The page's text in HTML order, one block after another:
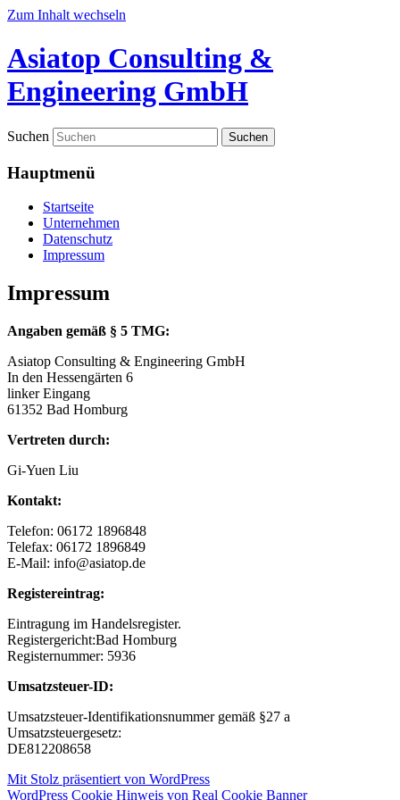
Zum Inhalt wechseln
Asiatop Consulting &
Engineering GmbH
Suchen
Hauptmenü
Startseite
Unternehmen
Datenschutz
Impressum
Impressum
Angaben gemäß § 5 TMG:
Asiatop Consulting & Engineering GmbH
In den Hessengärten 6
linker Eingang
61352 Bad Homburg
Vertreten durch:
Gi-Yuen Liu
Kontakt:
Telefon: 06172 1896848
Telefax: 06172 1896849
E-Mail: info@asiatop.de
Registereintrag:
Eintragung im Handelsregister.
Registergericht:Bad Homburg
Registernummer: 5936
Umsatzsteuer-ID:
Umsatzsteuer-Identifikationsnummer gemäß §27 a
Umsatzsteuergesetz:
DE812208658
Mit Stolz präsentiert von WordPress
WordPress Cookie Hinweis von Real Cookie Banner